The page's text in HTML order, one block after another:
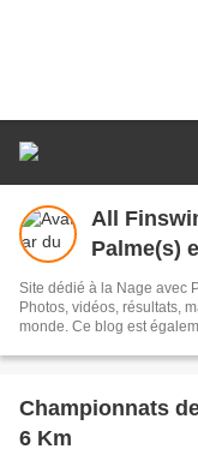
All
Palme(s)
Site dédié à la Nage avec
Photos, vidéos, résultats,
monde. Ce blog est
Championnats
6 Km